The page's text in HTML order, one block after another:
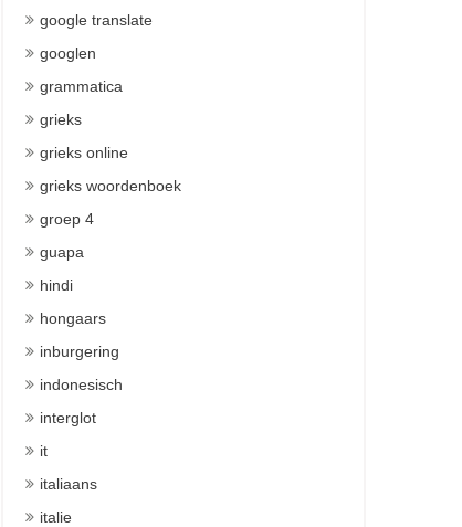
google translate
googlen
grammatica
grieks
grieks online
grieks woordenboek
groep 4
guapa
hindi
hongaars
inburgering
indonesisch
interglot
it
italiaans
italie